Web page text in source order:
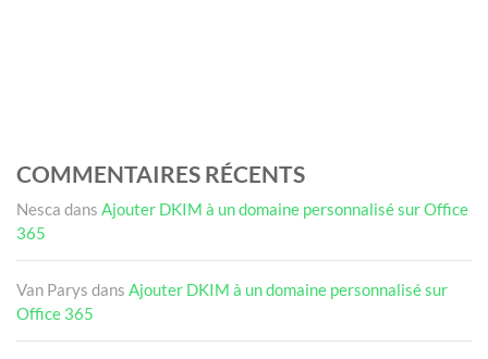
COMMENTAIRES RÉCENTS
Nesca dans Ajouter DKIM à un domaine personnalisé sur Office
365
Van Parys dans Ajouter DKIM à un domaine personnalisé sur
Office 365